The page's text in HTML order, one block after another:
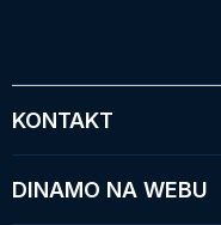
KONTAKT
DINAMO NA WEBU